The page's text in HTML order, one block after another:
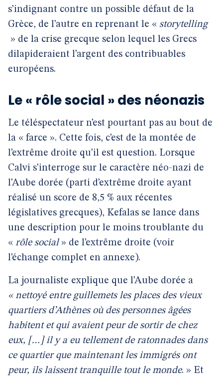
s’indignant contre un possible défaut de la
Grèce, de l’autre en reprenant le « storytelling
» de la crise grecque selon lequel les Grecs
dilapideraient l’argent des contribuables
européens.
Le « rôle social » des néonazis
Le téléspectateur n’est pourtant pas au bout de
la « farce ». Cette fois, c’est de la montée de
l’extrême droite qu’il est question. Lorsque
Calvi s’interroge sur le caractère néo-nazi de
l’Aube dorée (parti d’extrême droite ayant
réalisé un score de 8,5 % aux récentes
législatives grecques), Kefalas se lance dans
une description pour le moins troublante du
« rôle social» de l’extrême droite (voir
l’échange complet en annexe).
La journaliste explique que l’Aube dorée a
« nettoyé entre guillemets les places des vieux
quartiers d’Athènes où des personnes âgées
habitent et qui avaient peur de sortir de chez
eux, […] il y a eu tellement de ratonnades dans
ce quartier que maintenant les immigrés ont
peur, ils laissent tranquille tout le monde. » Et